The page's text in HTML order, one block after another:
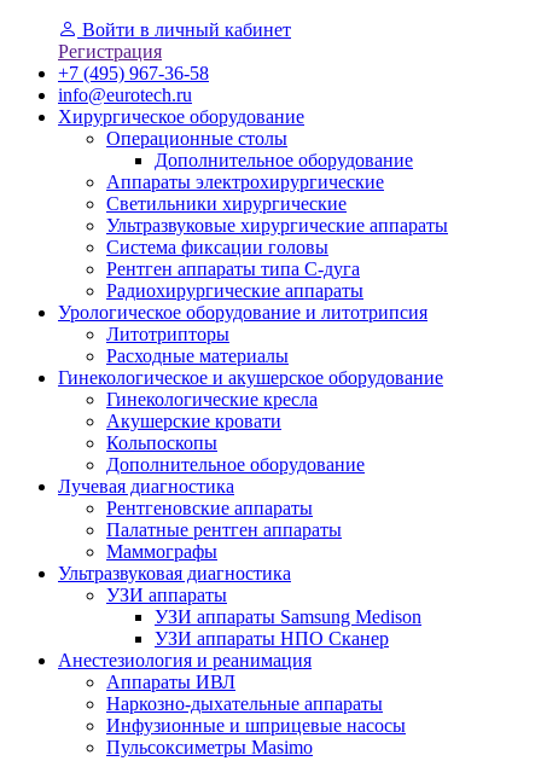
Войти в личный кабинет
Регистрация
+7 (495) 967-36-58
info@eurotech.ru
Хирургическое оборудование
Операционные столы
Дополнительное оборудование
Аппараты электрохирургические
Светильники хирургические
Ультразвуковые хирургические аппараты
Система фиксации головы
Рентген аппараты типа С-дуга
Радиохирургические аппараты
Урологическое оборудование и литотрипсия
Литотрипторы
Расходные материалы
Гинекологическое и акушерское оборудование
Гинекологические кресла
Акушерские кровати
Кольпоскопы
Дополнительное оборудование
Лучевая диагностика
Рентгеновские аппараты
Палатные рентген аппараты
Маммографы
Ультразвуковая диагностика
УЗИ аппараты
УЗИ аппараты Samsung Medison
УЗИ аппараты НПО Сканер
Анестезиология и реанимация
Аппараты ИВЛ
Наркозно-дыхательные аппараты
Инфузионные и шприцевые насосы
Пульсоксиметры Masimo